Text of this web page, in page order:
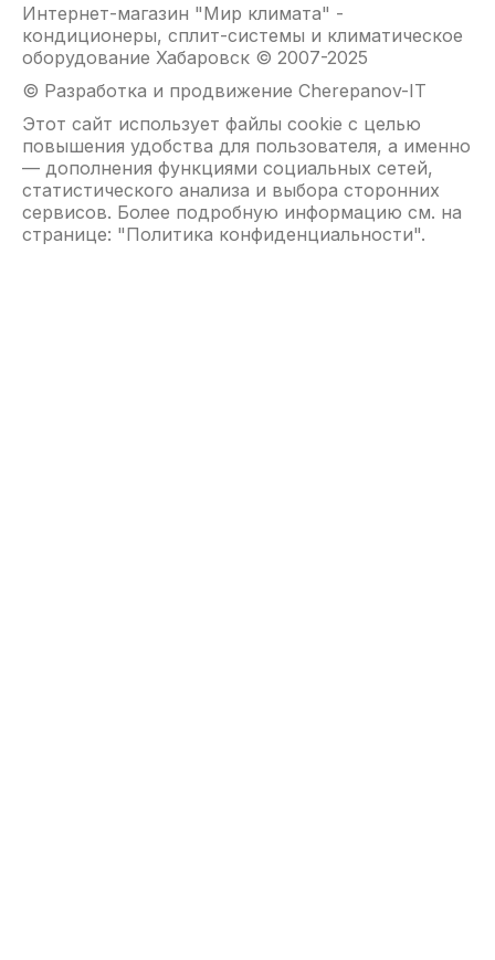
Интернет-магазин "Мир климата" -
кондиционеры, сплит-системы и климатическое
оборудование Хабаровск © 2007-2025
© Разработка и продвижение Cherepanov-IT
Этот сайт использует файлы cookie с целью
повышения удобства для пользователя, а именно
— дополнения функциями социальных сетей,
статистического анализа и выбора сторонних
сервисов. Более подробную информацию см. на
странице: "Политика конфиденциальности".